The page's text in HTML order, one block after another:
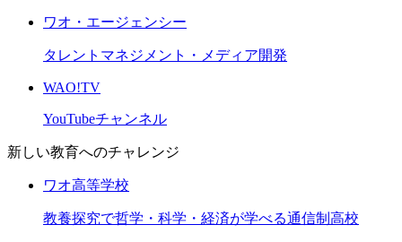
ワオ・エージェンシー
タレントマネジメント・メディア開発
WAO!TV
YouTubeチャンネル
新しい教育へのチャレンジ
ワオ高等学校
教養探究で哲学・科学・経済が学べる通信制高校